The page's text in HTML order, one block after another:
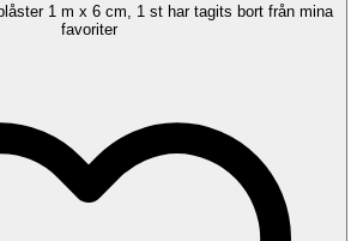
1 m x 6 cm, 1 st har tagits bort från mina
favoriter